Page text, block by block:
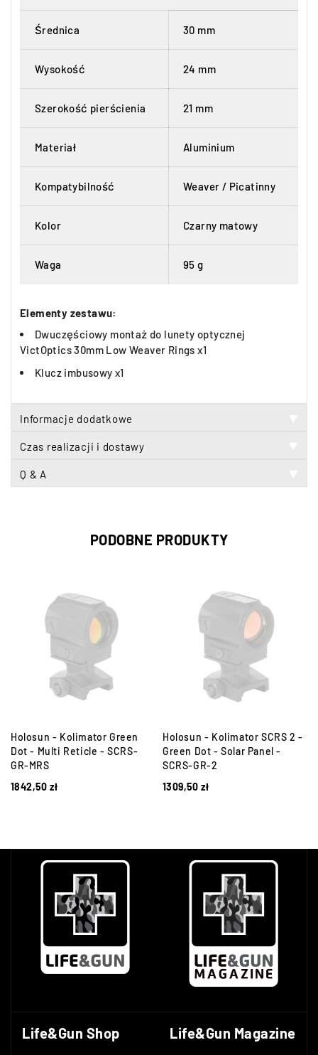
Średnica 30 mm
Wysokość 24 mm
Szerokość pierścienia 21 mm
Materiał Aluminium
Kompatybilność Weaver / Picatinny
Kolor Czarny matowy
Waga 95 g
Elementy zestawu:
Dwuczęściowy montaż do lunety optycznej
VictOptics 30mm Low Weaver Rings x1
Klucz imbusowy x1
Informacje dodatkowe
Czas realizacji i dostawy
Q & A
PODOBNE PRODUKTY
Holosun - Kolimator Green
Dot - Multi Reticle - SCRS-
GR-MRS
1842,50zł
Holosun - Kolimator SCRS 2 -
Green Dot - Solar Panel -
SCRS-GR-2
1309,50zł
Life&Gun Shop Life&Gun Magazine